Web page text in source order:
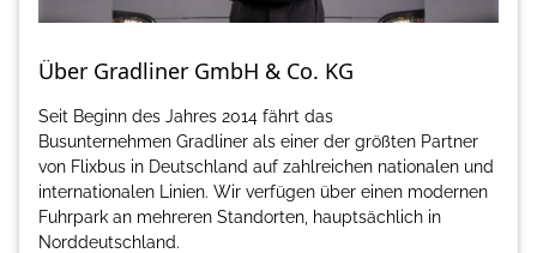
Über Gradliner GmbH & Co. KG
Seit Beginn des Jahres 2014 fährt das
Busunternehmen Gradliner als einer der größten Partner
von Flixbus in Deutschland auf zahlreichen nationalen und
internationalen Linien. Wir verfügen über einen modernen
Fuhrpark an mehreren Standorten, hauptsächlich in
Norddeutschland.